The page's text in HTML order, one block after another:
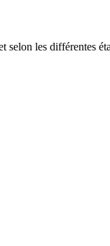
les différentes